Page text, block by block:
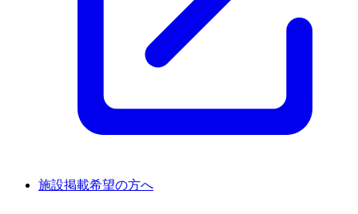
施設掲載希望の方へ